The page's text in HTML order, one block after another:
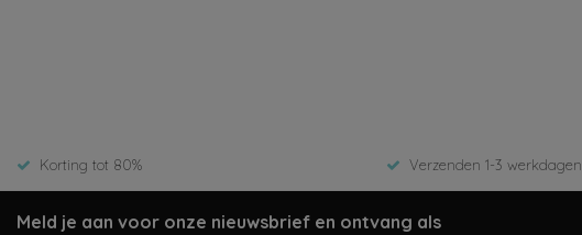
Korting tot 80% Verzenden 1-3 werkdagen
Meld je aan voor onze nieuwsbrief en ontvang als